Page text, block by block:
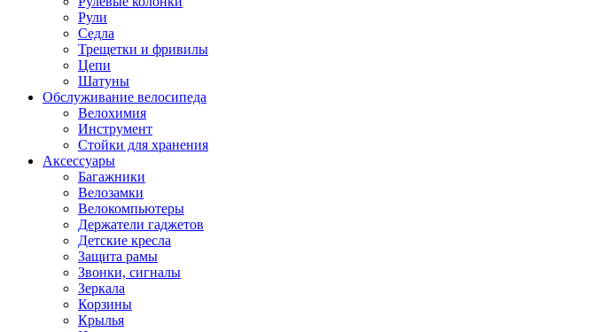
Рули
Седла
Трещетки и фривилы
Цепи
Шатуны
Обслуживание велосипеда
Велохимия
Инструмент
Стойки для хранения
Аксессуары
Багажники
Велозамки
Велокомпьютеры
Держатели гаджетов
Детские кресла
Защита рамы
Звонки, сигналы
Зеркала
Корзины
Крылья